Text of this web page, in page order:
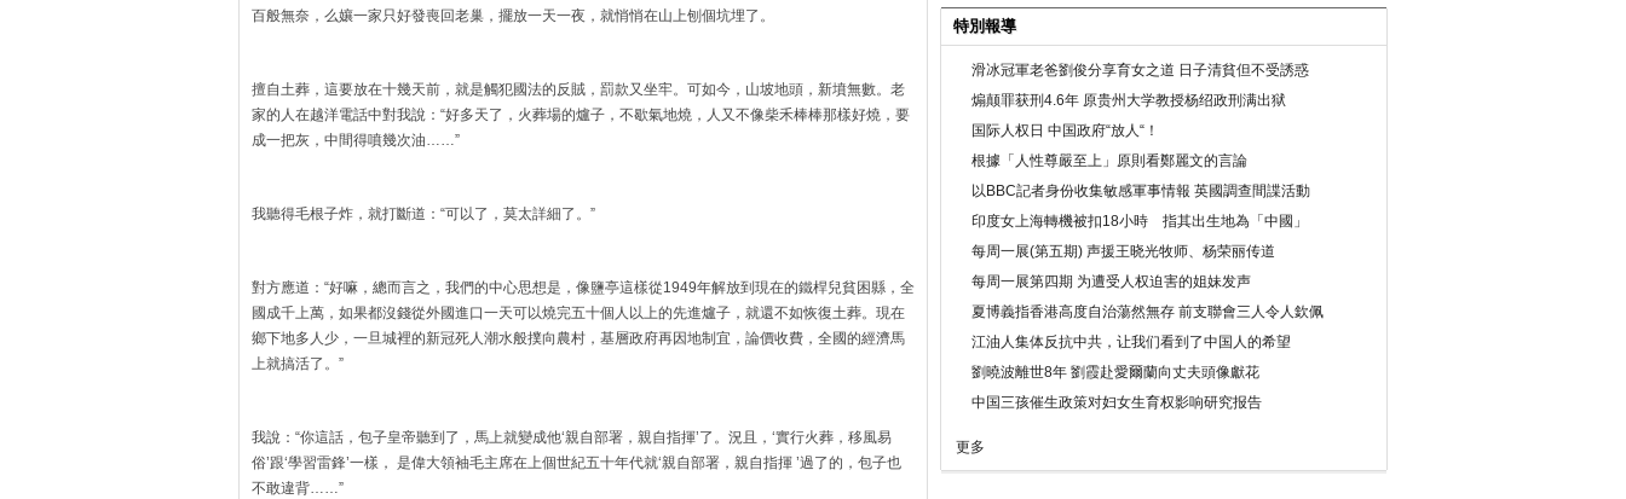
百般無奈，么孃一家只好發喪回老巢，擺放一天一夜，就悄悄在山上刨個坑埋了。
擅自土葬，這要放在十幾天前，就是觸犯國法的反賊，罰款又坐牢。可如今，山坡地頭，新墳無數。老
家的人在越洋電話中對我說：“好多天了，火葬場的爐子，不歇氣地燒，人又不像柴禾棒棒那樣好燒，要
成一把灰，中間得噴幾次油……”
我聽得毛根子炸，就打斷道：“可以了，莫太詳細了。”
對方應道：“好嘛，總而言之，我們的中心思想是，像鹽亭這樣從1949年解放到現在的鐵桿兒貧困縣，全
國成千上萬，如果都沒錢從外國進口一天可以燒完五十個人以上的先進爐子，就還不如恢復土葬。現在
鄉下地多人少，一旦城裡的新冠死人潮水般撲向農村，基層政府再因地制宜，論價收費，全國的經濟馬
上就搞活了。”
我說：“你這話，包子皇帝聽到了，馬上就變成他‘親自部署，親自指揮’了。況且，‘實行火葬，移風易
俗’跟‘學習雷鋒’一樣， 是偉大領袖毛主席在上個世紀五十年代就‘親自部署，親自指揮 ’過了的，包子也
不敢違背……”
特別報導
滑冰冠軍老爸劉俊分享育女之道 日子清貧但不受誘惑
煽颠罪获刑4.6年 原贵州大学教授杨绍政刑满出狱
国际人权日 中国政府“放人“！
根據「人性尊嚴至上」原則看鄭麗文的言論
以BBC記者身份收集敏感軍事情報 英國調查間諜活動
印度女上海轉機被扣18小時 指其出生地為「中國」
每周一展(第五期) 声援王晓光牧师、杨荣丽传道
每周一展第四期 为遭受人权迫害的姐妹发声
夏博義指香港高度自治蕩然無存 前支聯會三人令人欽佩
江油人集体反抗中共，让我们看到了中国人的希望
劉曉波離世8年 劉霞赴愛爾蘭向丈夫頭像獻花
中国三孩催生政策对妇女生育权影响研究报告
更多